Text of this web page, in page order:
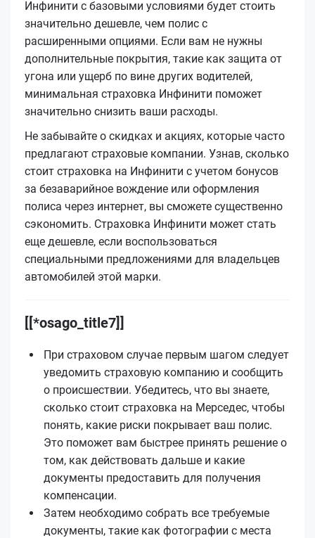
Инфинити с базовыми условиями будет стоить
значительно дешевле, чем полис с
расширенными опциями. Если вам не нужны
дополнительные покрытия, такие как защита от
угона или ущерб по вине других водителей,
минимальная страховка Инфинити поможет
значительно снизить ваши расходы.
Не забывайте о скидках и акциях, которые часто
предлагают страховые компании. Узнав, сколько
стоит страховка на Инфинити с учетом бонусов
за безаварийное вождение или оформления
полиса через интернет, вы сможете существенно
сэкономить. Страховка Инфинити может стать
еще дешевле, если воспользоваться
специальными предложениями для владельцев
автомобилей этой марки.
[[*osago_title7]]
При страховом случае первым шагом следует
уведомить страховую компанию и сообщить
о происшествии. Убедитесь, что вы знаете,
сколько стоит страховка на Мерседес, чтобы
понять, какие риски покрывает ваш полис.
Это поможет вам быстрее принять решение о
том, как действовать дальше и какие
документы предоставить для получения
компенсации.
Затем необходимо собрать все требуемые
документы, такие как фотографии с места